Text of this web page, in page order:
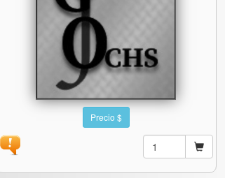
Precio $